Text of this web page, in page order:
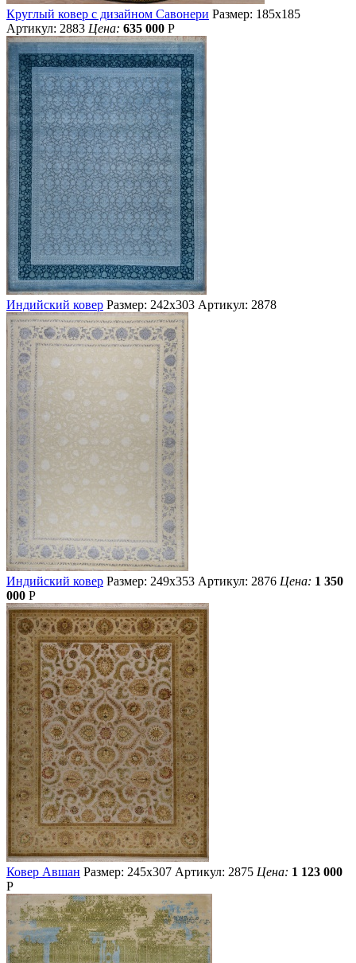
Круглый ковер с дизайном Савонери Размер: 185х185
Артикул: 2883 Цена: 635 000 Р
Индийский ковер Размер: 242х303 Артикул: 2878
Индийский ковер Размер: 249х353 Артикул: 2876 Цена: 1 350
000 Р
Ковер Авшан Размер: 245х307 Артикул: 2875 Цена: 1 123 000
Р